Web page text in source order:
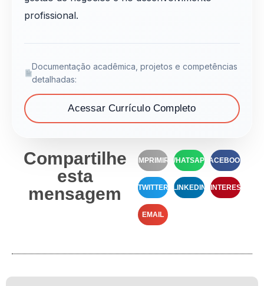
profissional.
Documentação acadêmica, projetos e competências
detalhadas:
Acessar Currículo Completo
Compartilhe
esta
mensagem
IMPRIMIR WHATSAPP FACEBOOK
TWITTER LINKEDIN PINTEREST
EMAIL